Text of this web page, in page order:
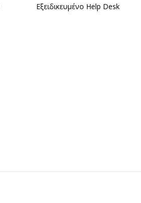
Εξειδικευμένο Ηelp Desk